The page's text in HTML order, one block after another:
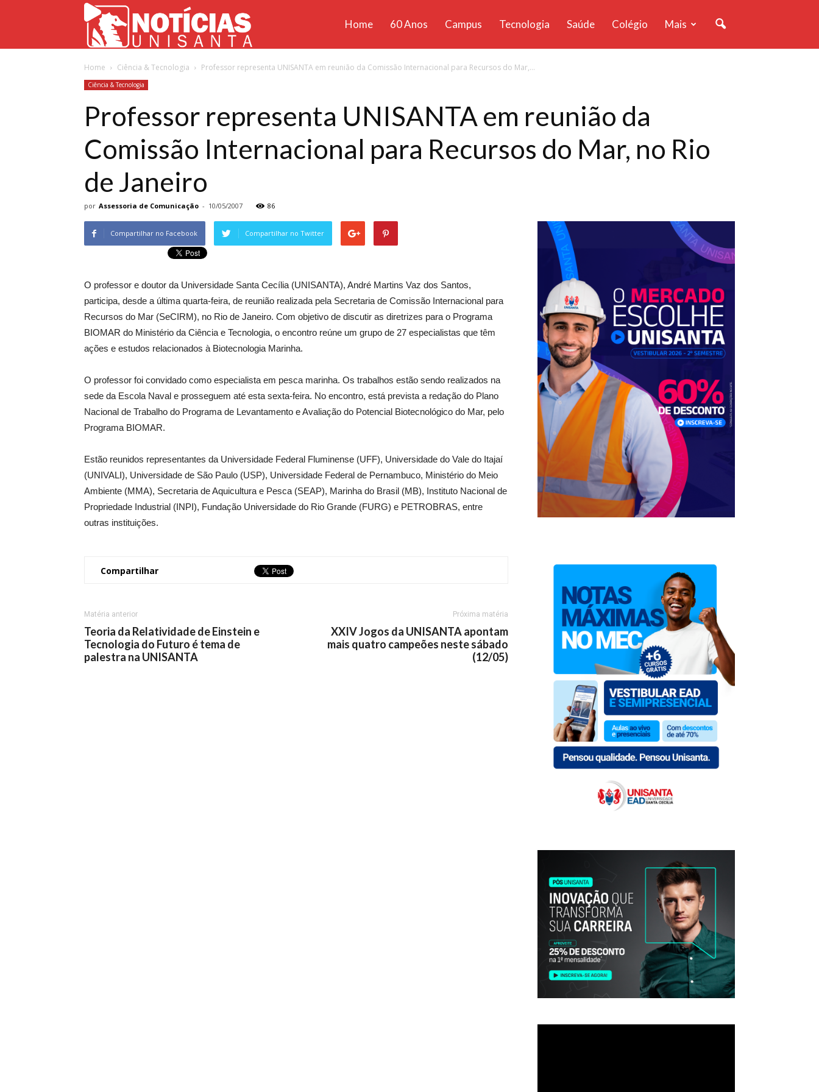
Unisanta
Home 60 Anos Campus Tecnologia Saúde Colégio Mais
Home Ciência & Tecnologia Professor representa UNISANTA em reunião da Comissão Internacional para Recursos do Mar,...
Ciência & Tecnologia
Professor representa UNISANTA em reunião da
Comissão Internacional para Recursos do Mar, no Rio
de Janeiro
por Assessoria de Comunicação - 10/05/2007 86
Compartilhar no Facebook Compartilhar no Twitter
O professor e doutor da Universidade Santa Cecília (UNISANTA), André Martins Vaz dos Santos,
participa, desde a última quarta-feira, de reunião realizada pela Secretaria de Comissão Internacional para
Recursos do Mar (SeCIRM), no Rio de Janeiro. Com objetivo de discutir as diretrizes para o Programa
BIOMAR do Ministério da Ciência e Tecnologia, o encontro reúne um grupo de 27 especialistas que têm
ações e estudos relacionados à Biotecnologia Marinha.
O professor foi convidado como especialista em pesca marinha. Os trabalhos estão sendo realizados na
sede da Escola Naval e prosseguem até esta sexta-feira. No encontro, está prevista a redação do Plano
Nacional de Trabalho do Programa de Levantamento e Avaliação do Potencial Biotecnológico do Mar, pelo
Programa BIOMAR.
Estão reunidos representantes da Universidade Federal Fluminense (UFF), Universidade do Vale do Itajaí
(UNIVALI), Universidade de São Paulo (USP), Universidade Federal de Pernambuco, Ministério do Meio
Ambiente (MMA), Secretaria de Aquicultura e Pesca (SEAP), Marinha do Brasil (MB), Instituto Nacional de
Propriedade Industrial (INPI), Fundação Universidade do Rio Grande (FURG) e PETROBRAS, entre
outras instituições.
Compartilhar
Matéria anterior
Teoria da Relatividade de Einstein e
Tecnologia do Futuro é tema de
palestra na UNISANTA
Próxima matéria
XXIV Jogos da UNISANTA apontam
mais quatro campeões neste sábado
(12/05)